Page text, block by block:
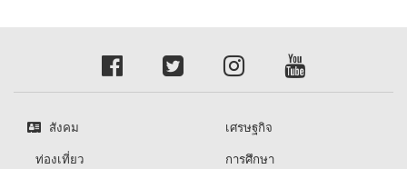
สังคม
เศรษฐกิจ
ท่องเที่ยว
การศึกษา